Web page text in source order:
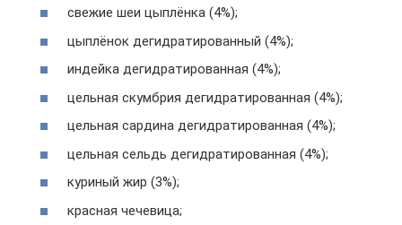
свежие шеи цыплёнка (4%);
цыплёнок дегидратированный (4%);
индейка дегидратированная (4%);
цельная скумбрия дегидратированная (4%);
цельная сардина дегидратированная (4%);
цельная сельдь дегидратированная (4%);
куриный жир (3%);
красная чечевица;